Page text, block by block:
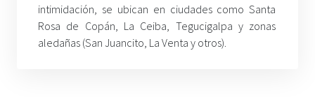
intimidación, se ubican en ciudades como Santa
Rosa de Copán, La Ceiba, Tegucigalpa y zonas
aledañas (San Juancito, La Venta y otros).